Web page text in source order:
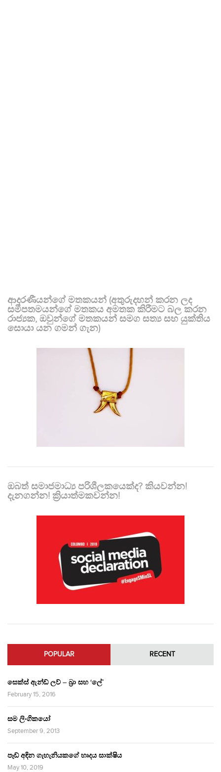
ආදරණීයන්ගේ මතකයන් (අතුරුදහන් කරන ලද
සමීපතමයන්ගේ මතකය අමතක කිරීමට බල කරන
රාජ්‍යක, ඔවුන්ගේ මතකයන් සමග සත්‍ය සහ යුක්තිය
සොයා යන ගමන් ගැන)
ඔබත් සමාජමාධ්‍ය පරිශීලකයෙක්ද? කියවන්න!
දැනගන්න! ක්‍රියාත්මකවන්න!
POPULAR RECENT
සෙක්ස් ඇන්ඩ් ලව් – බ්‍රා සහ ‘ලේ’
February 15, 2016
සම ලිංගිකයෝ
September 9, 2013
පෑඩ් අඳින ගැහැනියකගේ හෘදය සාක්ෂිය
May 10, 2019